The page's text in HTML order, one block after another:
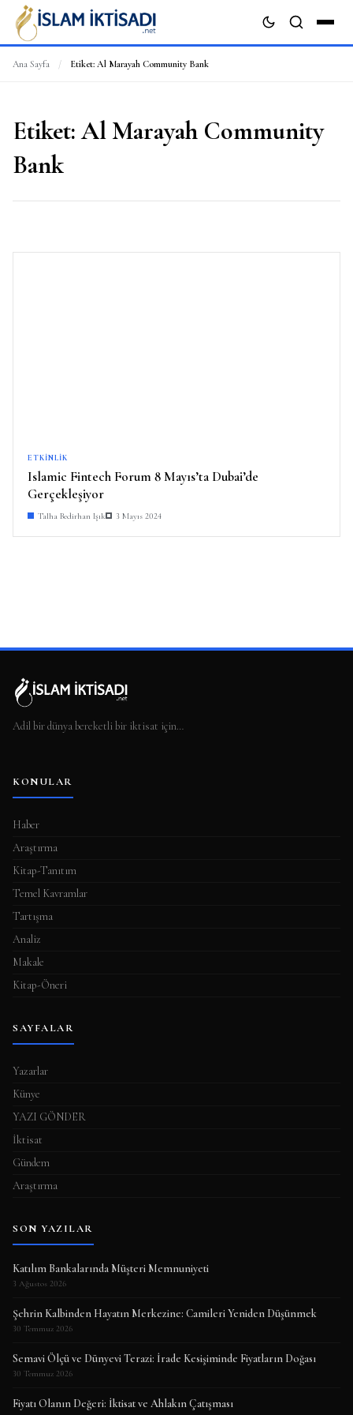
Ana Sayfa / Etiket: Al Marayah Community Bank
Etiket:Al Marayah Community
Bank
ETKINLIK
Islamic Fintech Forum 8 Mayıs’ta Dubai’de
Gerçekleşiyor
Talha Bedirhan Işık 3 Mayıs 2024
Adil bir dünya bereketli bir iktisat için…
KONULAR
Haber
Araştırma
Kitap-Tanıtım
Temel Kavramlar
Tartışma
Analiz
Makale
Kitap-Öneri
SAYFALAR
Yazarlar
Künye
YAZI GÖNDER
İktisat
Gündem
Araştırma
SON YAZILAR
Katılım Bankalarında Müşteri Memnuniyeti
3 Ağustos 2026
Şehrin Kalbinden Hayatın Merkezine: Camileri Yeniden Düşünmek
30 Temmuz 2026
Semavi Ölçü ve Dünyevi Terazi: İrade Kesişiminde Fiyatların Doğası
30 Temmuz 2026
Fiyatı Olanın Değeri: İktisat ve Ahlakın Çatışması